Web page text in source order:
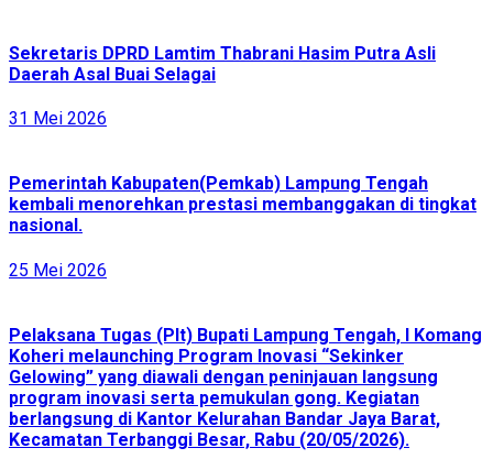
Sekretaris DPRD Lamtim Thabrani Hasim Putra Asli
Daerah Asal Buai Selagai
31 Mei 2026
Pemerintah Kabupaten(Pemkab) Lampung Tengah
kembali menorehkan prestasi membanggakan di tingkat
nasional.
25 Mei 2026
Pelaksana Tugas (Plt) Bupati Lampung Tengah, I Komang
Koheri melaunching Program Inovasi “Sekinker
Gelowing” yang diawali dengan peninjauan langsung
program inovasi serta pemukulan gong. Kegiatan
berlangsung di Kantor Kelurahan Bandar Jaya Barat,
Kecamatan Terbanggi Besar, Rabu (20/05/2026).